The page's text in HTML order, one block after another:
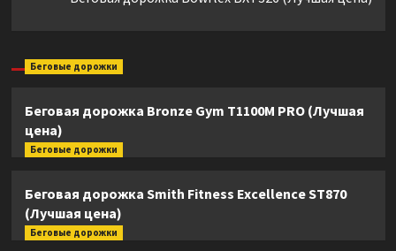
Беговые дорожки
Беговая дорожка Bronze Gym T1100M PRO (Лучшая
цена)
Беговые дорожки
Беговая дорожка Smith Fitness Excellence ST870
(Лучшая цена)
Беговые дорожки